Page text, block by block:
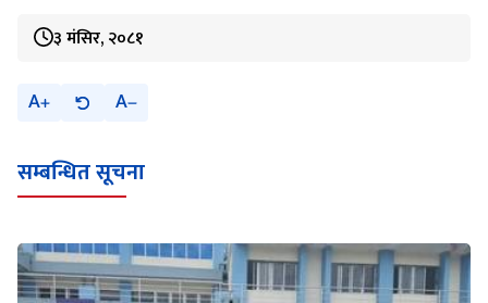
३ मंसिर, २०८१
A A
सम्बन्धित सूचना